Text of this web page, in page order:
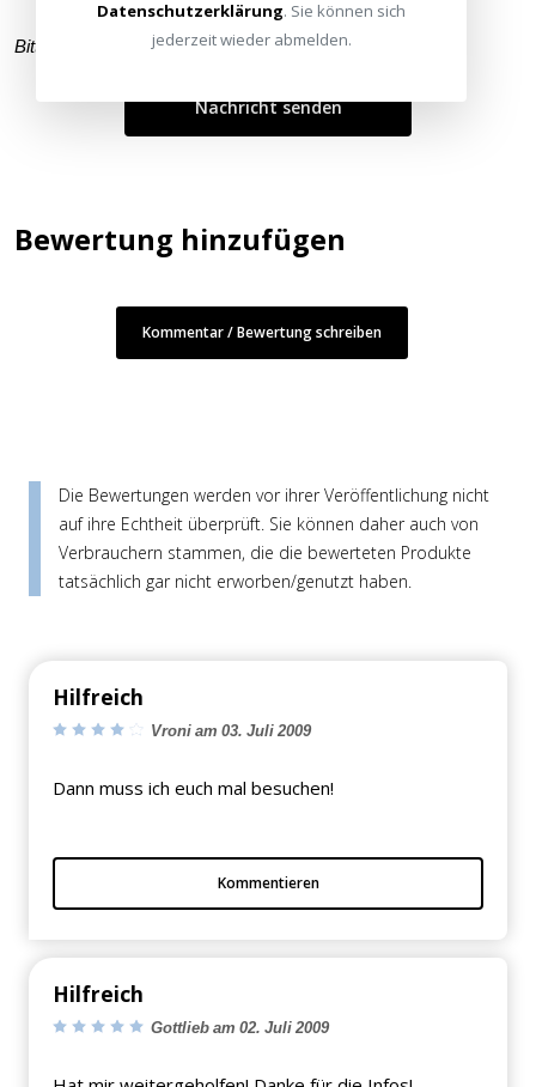
Bitte füllen Sie alle Pflichtfelder (*) aus
Bewertung hinzufügen
Kommentar / Bewertung schreiben
Die Bewertungen werden vor ihrer Veröffentlichung nicht
auf ihre Echtheit überprüft. Sie können daher auch von
Verbrauchern stammen, die die bewerteten Produkte
tatsächlich gar nicht erworben/genutzt haben.
Hilfreich
Vroni am 03. Juli 2009
Dann muss ich euch mal besuchen!
Kommentieren
Hilfreich
Gottlieb am 02. Juli 2009
Datenschutzerklärung. Sie können sich
jederzeit wieder abmelden.